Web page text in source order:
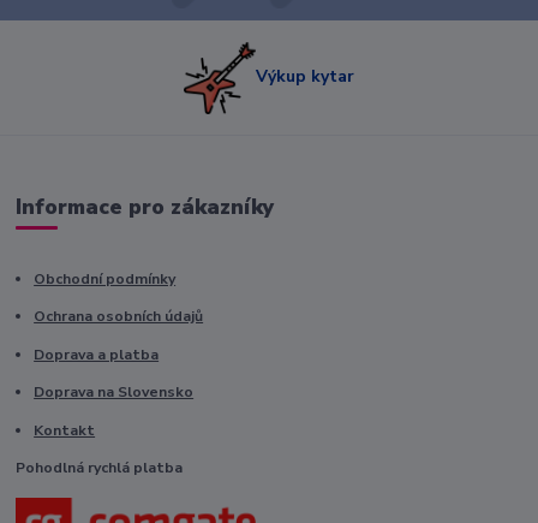
Výkup kytar
Informace pro zákazníky
Obchodní podmínky
Ochrana osobních údajů
Doprava a platba
Doprava na Slovensko
Kontakt
Pohodlná rychlá platba